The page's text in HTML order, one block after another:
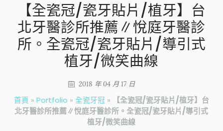
【全瓷冠/瓷牙貼片/植牙】台
北牙醫診所推薦∥悅庭牙醫診
所。全瓷冠/瓷牙貼片/導引式
植牙/微笑曲線
2018 年 04 月 17 日
首頁 » Portfolio » 全瓷牙冠»
【全瓷冠/瓷牙貼片/植牙】台
北牙醫診所推薦∥悅庭牙醫診所。全瓷冠/瓷牙貼片/導引式
植牙/微笑曲線